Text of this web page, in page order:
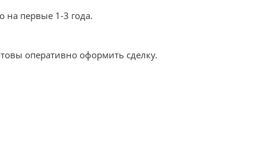
на первые 1-3 года.
оперативно оформить сделку.